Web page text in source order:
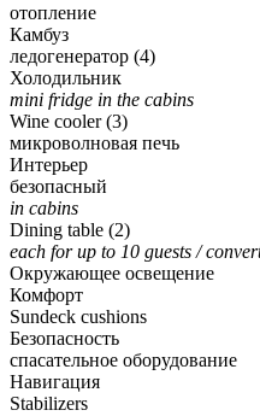
отопление
Камбуз
ледогенератор (4)
Холодильник
mini fridge in the cabins
Wine cooler (3)
микроволновая печь
Интерьер
безопасный
in cabins
Dining table (2)
each for up to 10 guests /
Окружающее освещение
Комфорт
Sundeck cushions
Безопасность
спасательное оборудование
Навигация
Stabilizers